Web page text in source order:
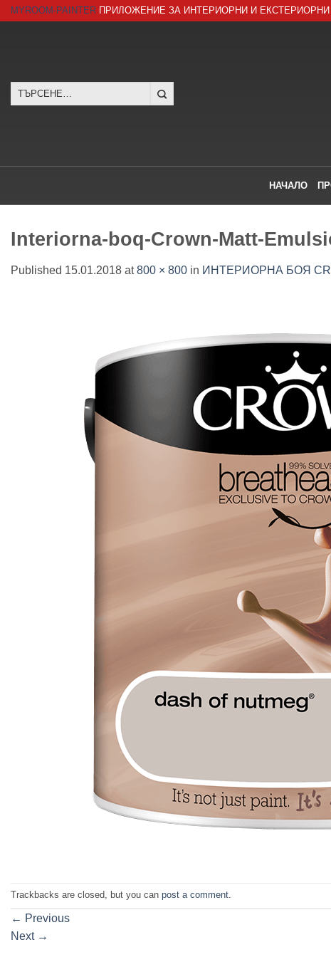
SkipMYROOM-PAINTER ПРИЛОЖЕНИЕ ЗА ИНТЕРИОРНИ И
Търсене
НАЧАЛО
Interiorna-boq-Crown-Matt-
Published 15.01.2018 at800 × 800 in ИНТЕРИОРНА БОЯ
Trackbacks are closed, but you can post a comment
← Previous
Next →